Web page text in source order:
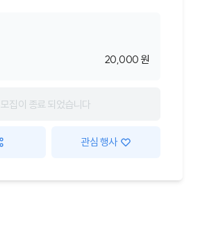
20,000 원
모집이 종료 되었습니다
관심 행사